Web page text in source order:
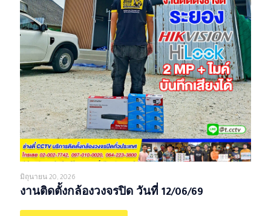
มิถุนายน 20, 2026
งานติดตั้งกล้องวงจรปิด วันที่ 12/06/69